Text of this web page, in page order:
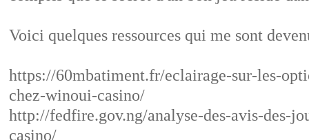
Voici quelques ressources qui me sont
https://60mbatiment.fr/eclairage-sur-les-
chez-winoui-casino/
http://fedfire.gov.ng/analyse-des-avis-des-
casino/